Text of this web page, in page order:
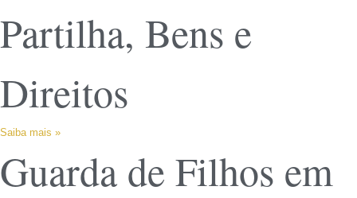
Partilha, Bens e
Direitos
Saiba mais »
Guarda de Filhos em